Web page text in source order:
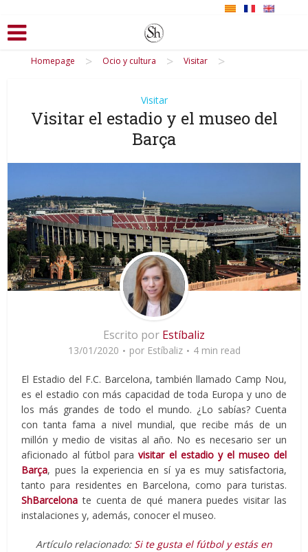
Homepage > Ocio y cultura > Visitar >
Visitar
Visitar el estadio y el museo del
Barça
Escrito por Estíbaliz
13/01/2020 por Estíbaliz 4 min read
El Estadio del F.C. Barcelona, también llamado Camp Nou,
es el estadio con más capacidad de toda Europa y uno de
los más grandes de todo el mundo. ¿Lo sabías? Cuenta
con tanta fama a nivel mundial, que recibe más de un
millón y medio de visitas al año. No es necesario ser un
aficionado al fútbol paravisitar el estadio y el museo del
Barça, pues la experiencia en sí ya es muy satisfactoria,
tanto para residentes en Barcelona, como para turistas.
ShBarcelona te cuenta de qué manera puedes visitar las
instalaciones y, además, conocer el museo.
Artículo relacionado: Si te gusta el fútbol y estás en